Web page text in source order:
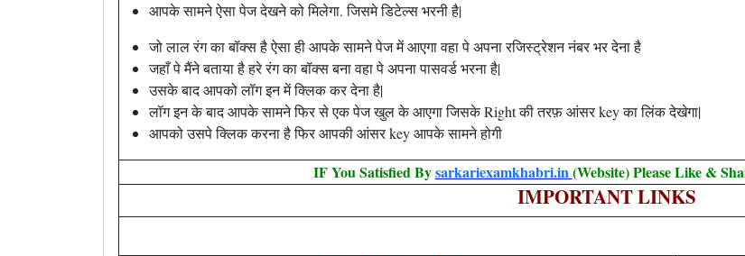
आपके सामने ऐसा पेज देखने को मिलेगा. जिसमे डिटेल्स भरनी है|
जो लाल रंग का बॉक्स है ऐसा ही आपके सामने पेज में आएगा वहा पे अपना रजिस्ट्रेशन नंबर भर देना है
जहाँ पे मैंने बताया है हरे रंग का बॉक्स बना वहा पे अपना पासवर्ड भरना है|
उसके बाद आपको लॉग इन में क्लिक कर देना है|
लॉग इन के बाद आपके सामने फिर से एक पेज खुल के आएगा जिसके Right की तरफ़ आंसर key का लिंक देखेगा|
आपको उसपे क्लिक करना है फिर आपकी आंसर key आपके सामने होगी
IF You Satisfied Bysarkariexamkhabri.in(Website) Please Like &
IMPORTANT LINKS